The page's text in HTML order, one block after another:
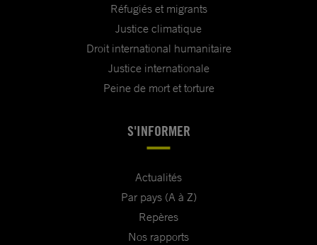
Réfugiés et migrants
Justice climatique
Droit international humanitaire
Justice internationale
Peine de mort et torture
S'INFORMER
Actualités
Par pays (A à Z)
Repères
Nos rapports